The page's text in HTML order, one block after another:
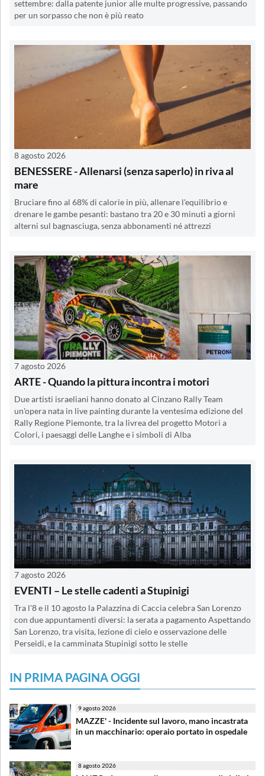
settembre: dalla patente junior alle multe progressive, passando
per un sorpasso che non è più reato
8 agosto 2026
BENESSERE - Allenarsi (senza saperlo) in riva al
mare
Bruciare fino al 68% di calorie in più, allenare l'equilibrio e
drenare le gambe pesanti: bastano tra 20 e 30 minuti a giorni
alterni sul bagnasciuga, senza abbonamenti né attrezzi
7 agosto 2026
ARTE - Quando la pittura incontra i motori
Due artisti israeliani hanno donato al Cinzano Rally Team
un'opera nata in live painting durante la ventesima edizione del
Rally Regione Piemonte, tra la livrea del progetto Motori a
Colori, i paesaggi delle Langhe e i simboli di Alba
7 agosto 2026
EVENTI – Le stelle cadenti a Stupinigi
Tra l'8 e il 10 agosto la Palazzina di Caccia celebra San Lorenzo
con due appuntamenti diversi: la serata a pagamento Aspettando
San Lorenzo, tra visita, lezione di cielo e osservazione delle
Perseidi, e la camminata Stupinigi sotto le stelle
IN PRIMA PAGINA OGGI
9 agosto 2026
MAZZE' - Incidente sul lavoro, mano incastrata
in un macchinario: operaio portato in ospedale
8 agosto 2026